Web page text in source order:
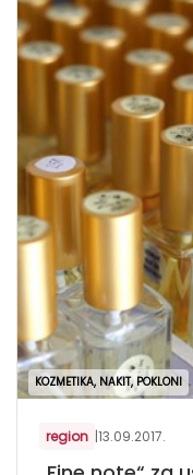
KOZMETIKA, NAKIT, POKLONI
region |13.09.2017.